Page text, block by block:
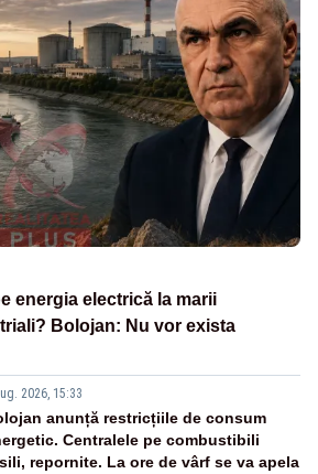
energia electrică la marii
Bolojan: Nu vor exista
2026, 15:33
anunță restricțiile de consum
Centralele pe combustibili
repornite. La ore de vârf se va apela